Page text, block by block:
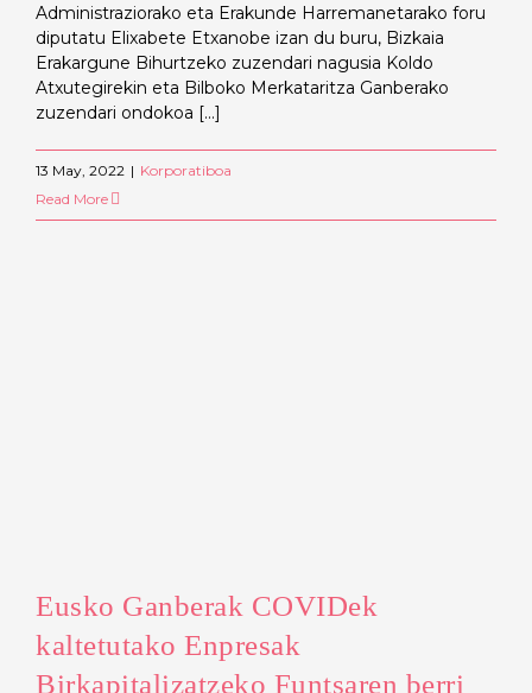
Administraziorako eta Erakunde Harremanetarako foru
diputatu Elixabete Etxanobe izan du buru, Bizkaia
Erakargune Bihurtzeko zuzendari nagusia Koldo
Atxutegirekin eta Bilboko Merkataritza Ganberako
zuzendari ondokoa [...]
13 May, 2022 | Korporatiboa
Read More
Eusko Ganberak COVIDek
kaltetutako Enpresak
Birkapitalizatzeko Funtsaren berri